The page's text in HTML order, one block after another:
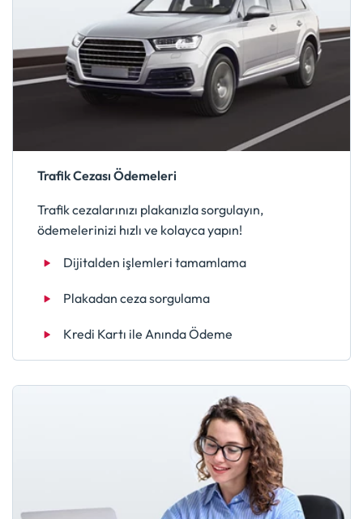
Trafik Cezası Ödemeleri
Trafik cezalarınızı plakanızla sorgulayın,
ödemelerinizi hızlı ve kolayca yapın!
Dijitalden işlemleri tamamlama
Plakadan ceza sorgulama
Kredi Kartı ile Anında Ödeme